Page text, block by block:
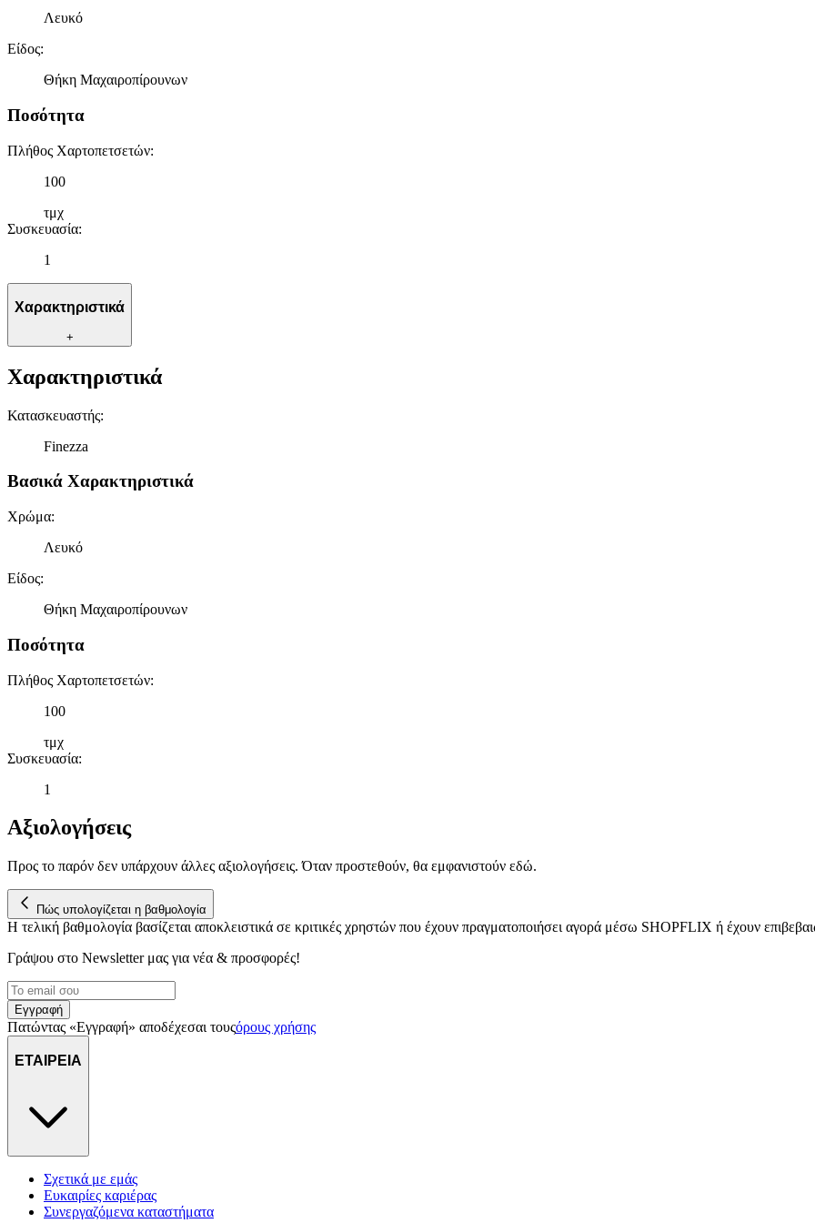
Λευκό
Είδος:
Θήκη Μαχαιροπίρουνων
Ποσότητα
Πλήθος Χαρτοπετσετών:
100
τμχ
Συσκευασία:
1
Χαρακτηριστικά
+
Χαρακτηριστικά
Κατασκευαστής:
Finezza
Βασικά Χαρακτηριστικά
Χρώμα:
Λευκό
Είδος:
Θήκη Μαχαιροπίρουνων
Ποσότητα
Πλήθος Χαρτοπετσετών:
100
τμχ
Συσκευασία:
1
Αξιολογήσεις
Προς το παρόν δεν υπάρχουν άλλες αξιολογήσεις. Όταν προστεθούν, θα εμφανιστούν εδώ.
Πώς υπολογίζεται η βαθμολογία
Η τελική βαθμολογία βασίζεται αποκλειστικά σε κριτικές χρηστών που έχουν πραγματοποιήσει αγορά μέσω SHOPFLIX ή έχουν
Γράψου στο Νewsletter μας για νέα & προσφορές!
Εγγραφή
Πατώντας «Εγγραφή» αποδέχεσαι τουςόρους χρήσης
ΕΤΑΙΡΕΙΑ
Σχετικά με εμάς
Ευκαιρίες καριέρας
Συνεργαζόμενα καταστήματα